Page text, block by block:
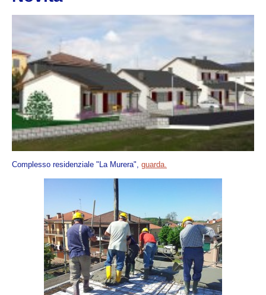
Complesso residenziale "La Murera", guarda.